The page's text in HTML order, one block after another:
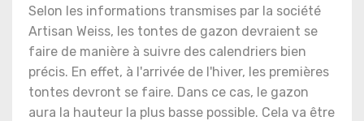
Selon les informations transmises par la société
Artisan Weiss, les tontes de gazon devraient se
faire de manière à suivre des calendriers bien
précis. En effet, à l'arrivée de l'hiver, les premières
tontes devront se faire. Dans ce cas, le gazon
aura la hauteur la plus basse possible. Cela va être